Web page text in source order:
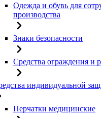
Одежда и обувь для
производства
Знаки безопасности
Средства ограждения и
индивидуальной
Перчатки медицинские